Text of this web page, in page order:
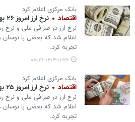
بانک مرکزی اعلام کرد
اقتصاد نرخ ارز امروز ۲۶ بهمن۱۴۰۴ + قیمت یورو
اعلام شد که بعضی با نوسان
تجربه کرد.
۱۴۰۴-۱۱-۲۶ ۰۸:۲۶
بانک مرکزی اعلام کرد
اقتصاد نرخ ارز امروز ۲۵ بهمن ۱۴۰۴ + قیمت یورو
اعلام شد که بعضی با نوسان
تجربه کرد.